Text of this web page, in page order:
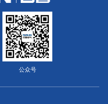
公众号